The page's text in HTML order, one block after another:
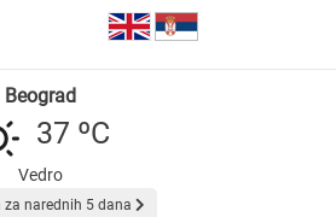
Beograd
37 ºC
Vedro
za narednih 5 dana